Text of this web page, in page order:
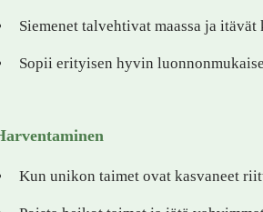
Siemenet talvehtivat maassa ja
Sopii erityisen hyvin
Kun unikon taimet ovat kasvaneet